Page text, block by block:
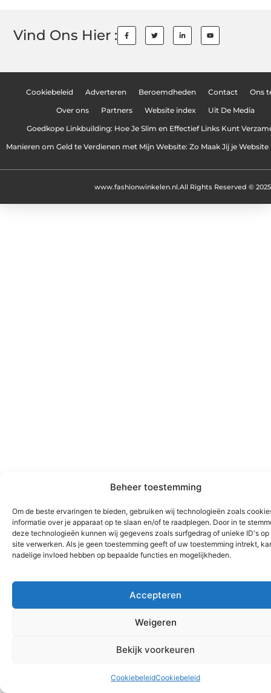
Beheer toestemming
Om de beste ervaringen te bieden, gebruiken wij technologieën zoals
informatie over je apparaat op te slaan en/of te raadplegen. Door in te
deze technologieën kunnen wij gegevens zoals surfgedrag of unieke ID's op
site verwerken. Als je geen toestemming geeft of uw toestemming intrekt,
nadelige invloed hebben op bepaalde functies en mogelijkheden.
Accepteren
Weigeren
Bekijk voorkeuren
CookiebeleidCookiebeleid
Vind Ons Hier :
Cookiebeleid Adverteren Beroemdheden Contact Ons
Over ons Partners Website index Uit De Media
Goedkope Linkbuilding: Hoe Je Slim en Effectief Links Kunt
Manieren om Geld te Verdienen met Mijn Website: Zo Maak Jij je Website
All Rights Reserved © 2025
www.fashionwinkelen.nl.